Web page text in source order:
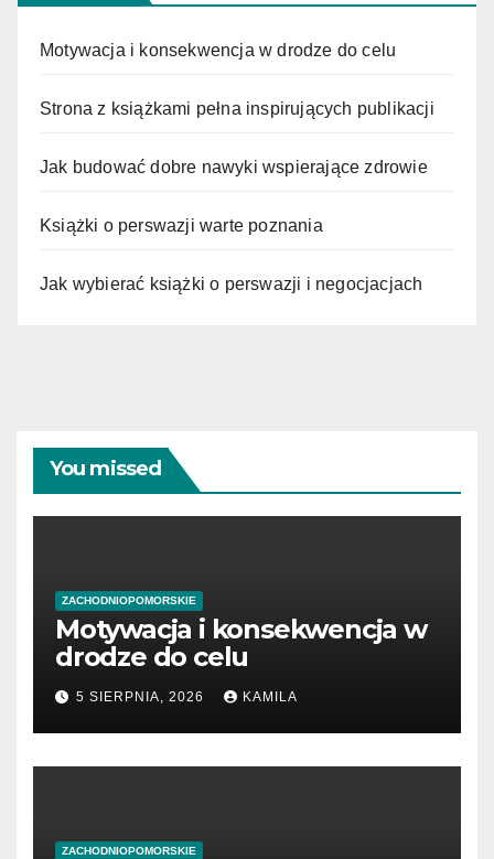
Motywacja i konsekwencja w drodze do celu
Strona z książkami pełna inspirujących publikacji
Jak budować dobre nawyki wspierające zdrowie
Książki o perswazji warte poznania
Jak wybierać książki o perswazji i negocjacjach
You missed
ZACHODNIOPOMORSKIE
Motywacja i konsekwencja w
drodze do celu
5 SIERPNIA, 2026 KAMILA
ZACHODNIOPOMORSKIE